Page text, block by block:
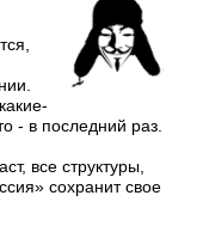
- в последний раз.
все структуры,
сохранит свое